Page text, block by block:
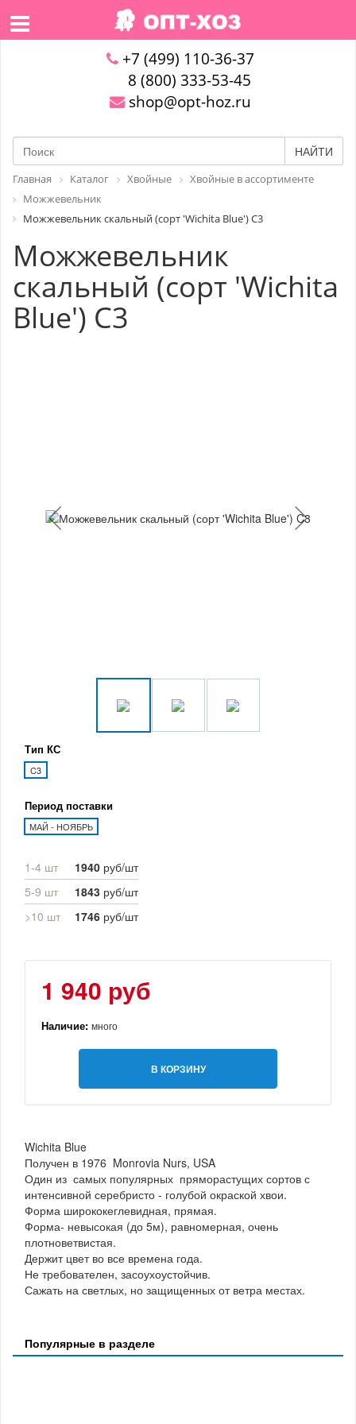
+7 (499) 110-36-37
8 (800) 333-53-45
shop@opt-hoz.ru
НАЙТИ
Главная Каталог Хвойные
Хвойные в ассортименте
Можжевельник
Можжевельник скальный (сорт 'Wichita Blue') C3
Можжевельник
скальный (сорт 'Wichita
Blue') C3
Тип КС
C3
Период поставки
МАЙ - НОЯБРЬ
1-4 шт 1940 руб/шт
5-9 шт
1843 руб/шт
>10 шт
1746 руб/шт
1 940 руб
Наличие: много
В КОРЗИНУ
Wichita Blue
Получен в 1976 Monrovia Nurs, USA
Один из самых популярных пряморастущих сортов с
интенсивной серебристо - голубой окраской хвои.
Форма ширококеглевидная, прямая.
Форма- невысокая (до 5м), равномерная, очень
плотноветвистая.
Держит цвет во все времена года.
Не требователен, засоухоустойчив.
Сажать на светлых, но защищенных от ветра местах.
Популярные в разделе